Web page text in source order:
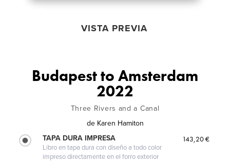
VISTA PREVIA
Budapest to Amsterdam
2022
Three Rivers and a Canal
de Karen Hamiton
TAPA DURA IMPRESA
Libro en tapa dura con diseño a todo color
impreso directamente en el forro exterior
143,20 €